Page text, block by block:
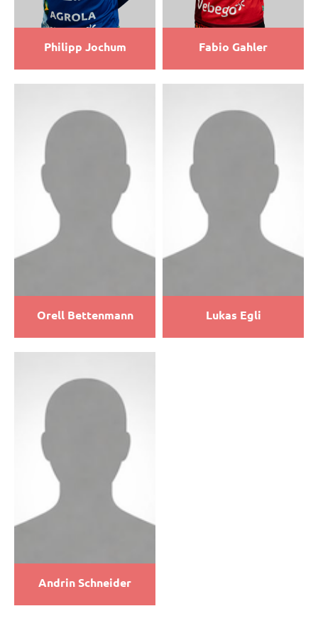
Philipp Jochum Fabio Gahler
Orell Bettenmann Lukas Egli
Andrin Schneider